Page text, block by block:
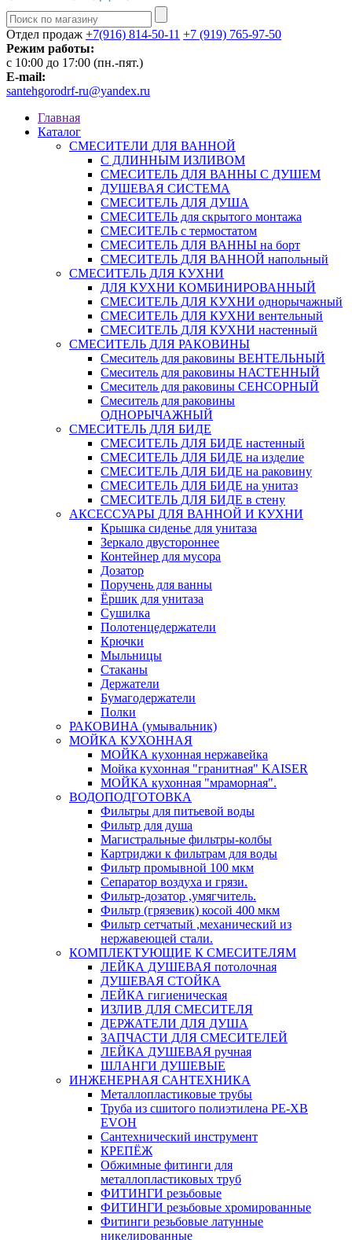
Отдел продаж +7(916) 814-50-11 +7 (919) 765-97-50
Режим работы:
c 10:00 до 17:00 (пн.-пят.)
E-mail:
santehgorodrf-ru@yandex.ru
Главная
Каталог
СМЕСИТЕЛИ ДЛЯ ВАННОЙ
С ДЛИННЫМ ИЗЛИВОМ
СМЕСИТЕЛЬ ДЛЯ ВАННЫ С ДУШЕМ
ДУШЕВАЯ СИСТЕМА
СМЕСИТЕЛЬ ДЛЯ ДУША
СМЕСИТЕЛЬ для скрытого монтажа
СМЕСИТЕЛЬ с термостатом
СМЕСИТЕЛЬ ДЛЯ ВАННЫ на борт
СМЕСИТЕЛЬ ДЛЯ ВАННОЙ напольный
СМЕСИТЕЛЬ ДЛЯ КУХНИ
ДЛЯ КУХНИ КОМБИНИРОВАННЫЙ
СМЕСИТЕЛЬ ДЛЯ КУХНИ однорычажный
СМЕСИТЕЛЬ ДЛЯ КУХНИ вентельный
СМЕСИТЕЛЬ ДЛЯ КУХНИ настенный
СМЕСИТЕЛЬ ДЛЯ РАКОВИНЫ
Смеситель для раковины ВЕНТЕЛЬНЫЙ
Смеситель для раковины НАСТЕННЫЙ
Смеситель для раковины СЕНСОРНЫЙ
Смеситель для раковины
ОДНОРЫЧАЖНЫЙ
СМЕСИТЕЛЬ ДЛЯ БИДЕ
СМЕСИТЕЛЬ ДЛЯ БИДЕ настенный
СМЕСИТЕЛЬ ДЛЯ БИДЕ на изделие
СМЕСИТЕЛЬ ДЛЯ БИДЕ на раковину
СМЕСИТЕЛЬ ДЛЯ БИДЕ на унитаз
СМЕСИТЕЛЬ ДЛЯ БИДЕ в стену
АКСЕССУАРЫ ДЛЯ ВАННОЙ И КУХНИ
Крышка сиденье для унитаза
Зеркало двустороннее
Контейнер для мусора
Дозатор
Поручень для ванны
Ёршик для унитаза
Сушилка
Полотенцедержатели
Крючки
Мыльницы
Стаканы
Держатели
Бумагодержатели
Полки
РАКОВИНА (умывальник)
МОЙКА КУХОННАЯ
МОЙКА кухонная нержавейка
Мойка кухонная "гранитная" KAISER
МОЙКА кухонная "мраморная".
ВОДОПОДГОТОВКА
Фильтры для питьевой воды
Фильтр для душа
Магистральные фильтры-колбы
Картриджи к фильтрам для воды
Фильтр промывной 100 мкм
Сепаратор воздуха и грязи.
Фильтр-дозатор ,умягчитель.
Фильтр (грязевик) косой 400 мкм
Фильтр сетчатый ,механический из
нержавеющей стали.
КОМПЛЕКТУЮЩИЕ К СМЕСИТЕЛЯМ
ЛЕЙКА ДУШЕВАЯ потолочная
ДУШЕВАЯ СТОЙКА
ЛЕЙКА гигиеническая
ИЗЛИВ ДЛЯ СМЕСИТЕЛЯ
ДЕРЖАТЕЛИ ДЛЯ ДУША
ЗАПЧАСТИ ДЛЯ СМЕСИТЕЛЕЙ
ЛЕЙКА ДУШЕВАЯ ручная
ШЛАНГИ ДУШЕВЫЕ
ИНЖЕНЕРНАЯ САНТЕХНИКА
Металлопластиковые трубы
Труба из сшитого полиэтилена PE-XB
EVOH
Сантехнический инструмент
КРЕПЁЖ
Обжимные фитинги для
металлопластиковых труб
ФИТИНГИ резьбовые
ФИТИНГИ резьбовые хромированные
Фитинги резьбовые латунные
никелированные